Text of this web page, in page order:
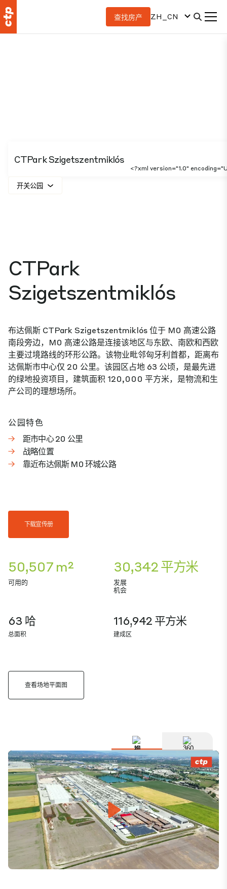
查找房产 ZH_CN
CTPark Szigetszentmiklós
<?xml version="1.0"
开关公园
CTPark
Szigetszentmiklós
布达佩斯 CTPark Szigetszentmiklós 位于 M0 高速公路
南段旁边，M0 高速公路是连接该地区与东欧、南欧和西欧
主要过境路线的环形公路。该物业毗邻匈牙利首都，距离布
达佩斯市中心仅 20 公里。该园区占地 63 公顷，是最先进
的绿地投资项目，建筑面积 120,000 平方米，是物流和生
产公司的理想场所。
公园特色
距市中心 20 公里
战略位置
靠近布达佩斯 M0 环城公路
下载宣传册
50,507 m²
可用的
30,342 平方米
发展
机会
63 哈
总面积
116,942 平方米
建成区
查看场地平面图
Mute Settings
Play